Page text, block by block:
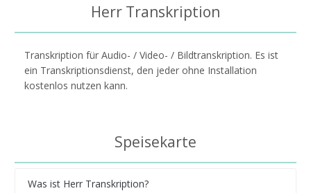
Herr Transkription
Transkription für Audio- / Video- / Bildtranskription. Es ist
ein Transkriptionsdienst, den jeder ohne Installation
kostenlos nutzen kann.
Speisekarte
Was ist Herr Transkription?